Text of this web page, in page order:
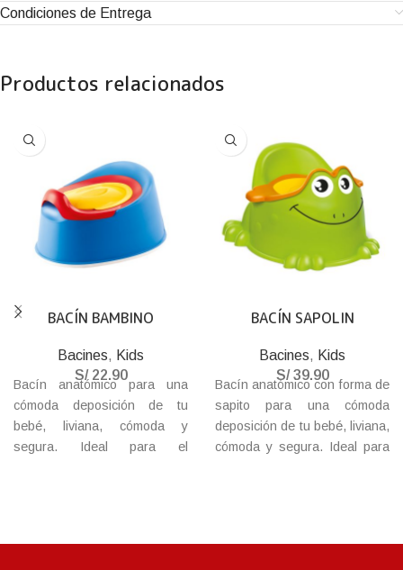
Condiciones de Entrega
Productos relacionados
BACÍN BAMBINO
Bacines, Kids
S/22.90
Bacín anatómico para una
cómoda deposición de tu
bebé, liviana, cómoda y
segura. Ideal para el
BACÍN SAPOLIN
Bacines, Kids
S/39.90
Bacín anatómico con forma de
sapito para una cómoda
deposición de tu bebé, liviana,
cómoda y segura. Ideal para